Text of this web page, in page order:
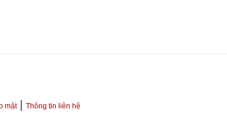
mật| Thông tin liên hệ